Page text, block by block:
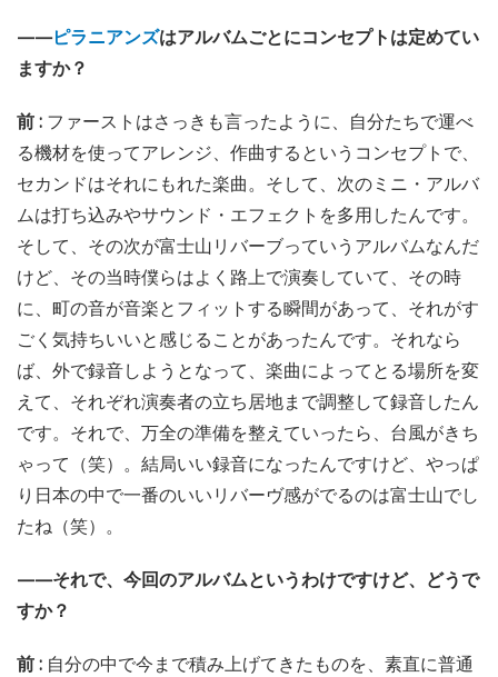
——ピラニアンズはアルバムごとにコンセプトは定めてい
ますか？
前 : ファーストはさっきも言ったように、自分たちで運べ
る機材を使ってアレンジ、作曲するというコンセプトで、
セカンドはそれにもれた楽曲。そして、次のミニ・アルバ
ムは打ち込みやサウンド・エフェクトを多用したんです。
そして、その次が富士山リバーブっていうアルバムなんだ
けど、その当時僕らはよく路上で演奏していて、その時
に、町の音が音楽とフィットする瞬間があって、それがす
ごく気持ちいいと感じることがあったんです。それなら
ば、外で録音しようとなって、楽曲によってとる場所を変
えて、それぞれ演奏者の立ち居地まで調整して録音したん
です。それで、万全の準備を整えていったら、台風がきち
ゃって（笑）。結局いい録音になったんですけど、やっぱ
り日本の中で一番のいいリバーヴ感がでるのは富士山でし
たね（笑）。
——それで、今回のアルバムというわけですけど、どうで
すか？
前 : 自分の中で今まで積み上げてきたものを、素直に普通